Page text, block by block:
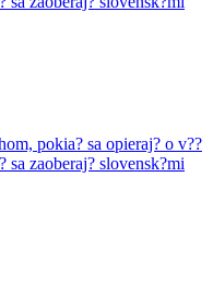
pokia? sa opieraj? o v??
zaoberaj? slovensk?mi